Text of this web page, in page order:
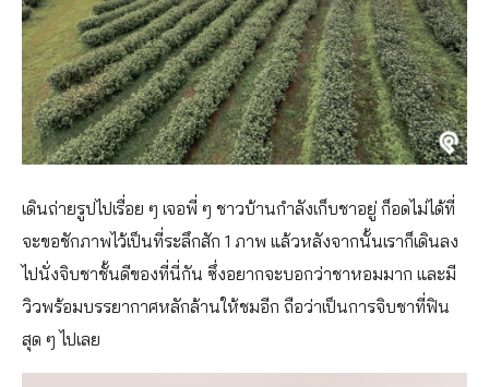
เดินถ่ายรูปไปเรื่อย ๆ เจอพี่ ๆ ชาวบ้านกำลังเก็บชาอยู่ ก็อดไม่ได้ที่
จะขอชักภาพไว้เป็นที่ระลึกสัก 1 ภาพ แล้วหลังจากนั้นเราก็เดินลง
ไปนั่งจิบชาชั้นดีของที่นี่กัน ซึ่งอยากจะบอกว่าชาหอมมาก และมี
วิวพร้อมบรรยากาศหลักล้านให้ชมอีก ถือว่าเป็นการจิบชาที่ฟิน
สุด ๆ ไปเลย